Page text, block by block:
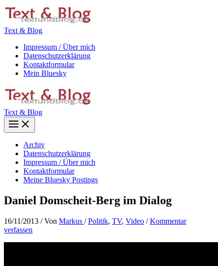
Zum
Inhalt
Text & Blog
Impressum / Über mich
Datenschutzerklärung
Kontaktformular
Mein Bluesky
Text & Blog
Main
Menu
Archiv
Datenschutzerklärung
Impressum / Über mich
Kontaktformular
Meine Bluesky Postings
Daniel Domscheit-Berg im Dialog
16/11/2013 / Von Markus /Politik, TV, Video /Kommentar
verfassen